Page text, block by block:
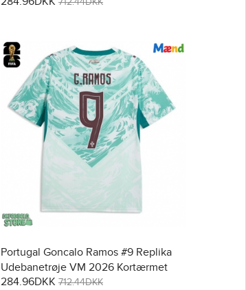
Portugal Goncalo Ramos #9 Replika
Udebanetrøje VM 2026 Kortærmet
284.96DKK 712.44DKK